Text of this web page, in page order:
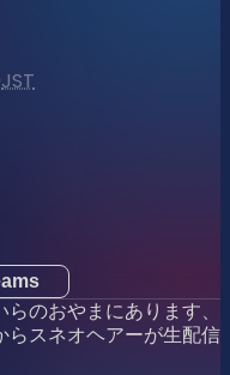
JST
のおやまにあります、
らスネオヘアーが生配信